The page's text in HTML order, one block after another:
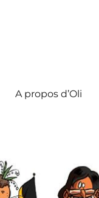
A propos d’Oli